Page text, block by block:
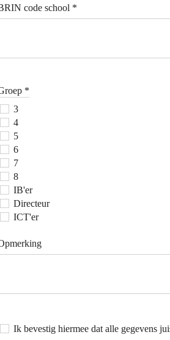
code school *
*
3
4
5
6
7
8
IB'er
Directeur
ICT'er
Ik bevestig hiermee dat alle gegevens